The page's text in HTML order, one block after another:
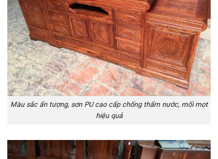
Màu sắc ấn tượng, sơn PU cao cấp chống thấm nước, mối mọt
hiệu quả